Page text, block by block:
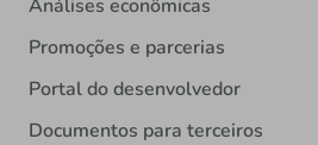
Análises econômicas
Promoções e parcerias
Portal do desenvolvedor
Documentos para terceiros